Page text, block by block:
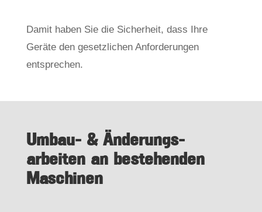
Damit haben Sie die Sicherheit, dass Ihre
Geräte den gesetzlichen Anforderungen
entsprechen.
Umbau- & Änderungs-
arbeiten an bestehenden
Maschinen